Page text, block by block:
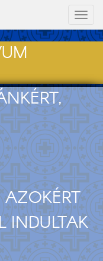
AZOKÉRT
INDULTAK